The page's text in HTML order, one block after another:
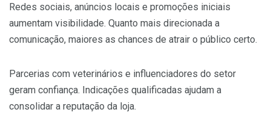
Redes sociais, anúncios locais e promoções iniciais
aumentam visibilidade. Quanto mais direcionada a
comunicação, maiores as chances de atrair o público certo.
Parcerias com veterinários e influenciadores do setor
geram confiança. Indicações qualificadas ajudam a
consolidar a reputação da loja.